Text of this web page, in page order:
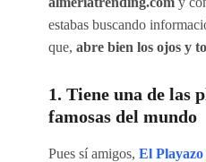
estabas buscando
que, abre bien los ojos y
1. Tiene una de las
famosas del mundo
Pues sí amigos, El Playazo